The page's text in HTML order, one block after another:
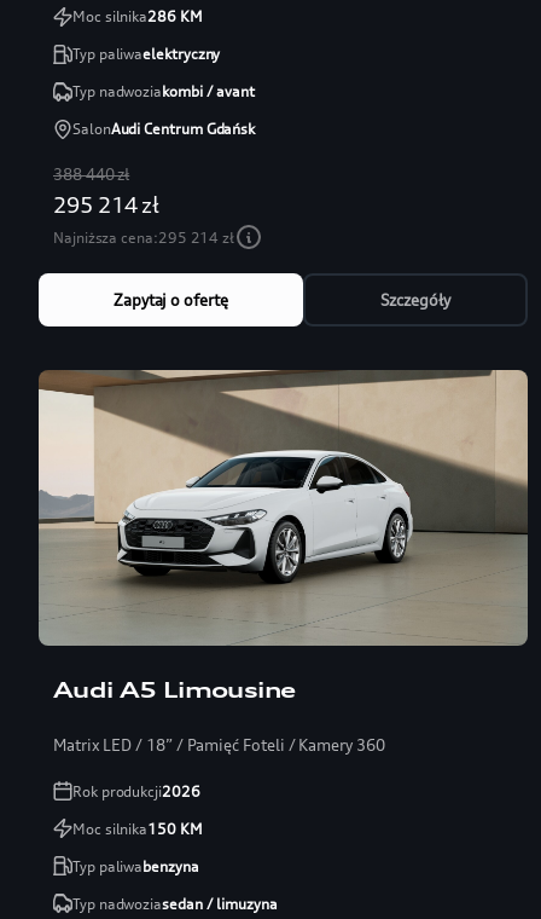
Moc silnika286KM
Typ paliwaelektryczny
Typ nadwoziakombi / avant
SalonAudi Centrum Gdańsk
388 440 zł
295 214 zł
Najniższa cena:295 214 zł
Zapytaj o ofertę Szczegóły
Audi A5 Limousine
Matrix LED / 18” / Pamięć Foteli / Kamery 360
Rok produkcji2026
Moc silnika150KM
Typ paliwabenzyna
Typ nadwoziasedan / limuzyna